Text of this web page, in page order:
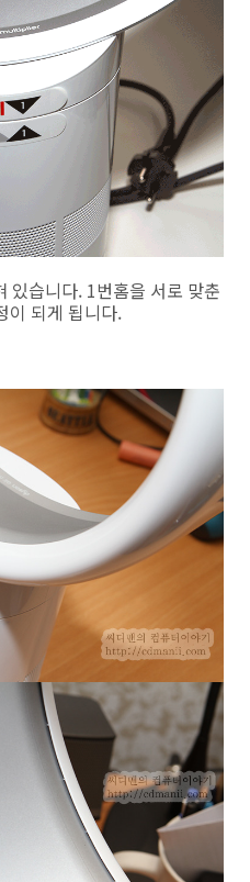
있습니다. 1번홈을 서로 맞춘
이 되게 됩니다.